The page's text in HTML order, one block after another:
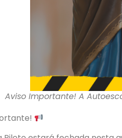
Aviso Importante! A